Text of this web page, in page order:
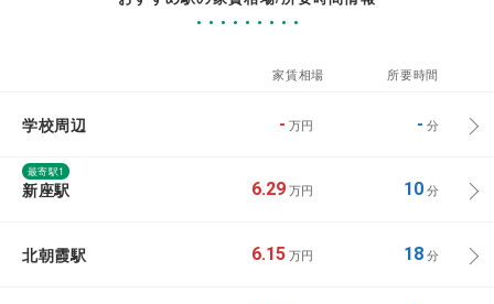
家賃相場 所要時間
学校周辺 - 万円 - 分
最寄駅1
新座駅 6.29 万円 10分
北朝霞駅 6.15 万円 18分